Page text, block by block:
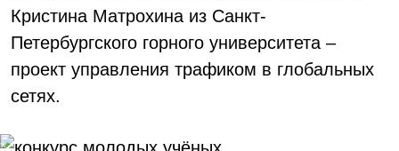
Кристина Матрохина из Санкт-
Петербургского горного университета –
проект управления трафиком в глобальных
сетях.